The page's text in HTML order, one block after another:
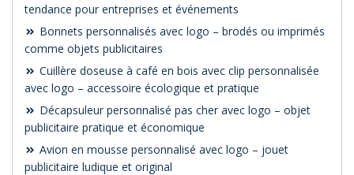
tendance pour entreprises et événements
Bonnets personnalisés avec logo – brodés ou imprimés
comme objets publicitaires
Cuillère doseuse à café en bois avec clip personnalisée
avec logo – accessoire écologique et pratique
Décapsuleur personnalisé pas cher avec logo – objet
publicitaire pratique et économique
Avion en mousse personnalisé avec logo – jouet
publicitaire ludique et original